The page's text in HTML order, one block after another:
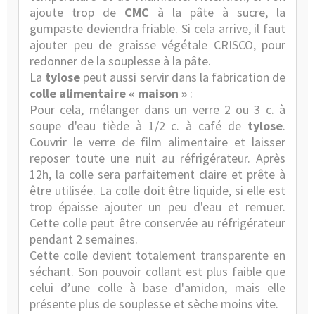
ajoute trop de CMC à la pâte à sucre, la
gumpaste deviendra friable. Si cela arrive, il faut
ajouter peu de graisse végétale CRISCO, pour
redonner de la souplesse à la pâte.
La tylose peut aussi servir dans la fabrication de
colle alimentaire « maison » :
Pour cela, mélanger dans un verre 2 ou 3 c. à
soupe d'eau tiède à 1/2 c. à café de tylose.
Couvrir le verre de film alimentaire et laisser
reposer toute une nuit au réfrigérateur. Après
12h, la colle sera parfaitement claire et prête à
être utilisée. La colle doit être liquide, si elle est
trop épaisse ajouter un peu d'eau et remuer.
Cette colle peut être conservée au réfrigérateur
pendant 2 semaines.
Cette colle devient totalement transparente en
séchant. Son pouvoir collant est plus faible que
celui d’une colle à base d'amidon, mais elle
présente plus de souplesse et sèche moins vite.